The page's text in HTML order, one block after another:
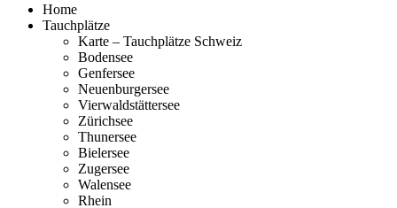
Home
Tauchplätze
Karte – Tauchplätze Schweiz
Bodensee
Genfersee
Neuenburgersee
Vierwaldstättersee
Zürichsee
Thunersee
Bielersee
Zugersee
Walensee
Rhein